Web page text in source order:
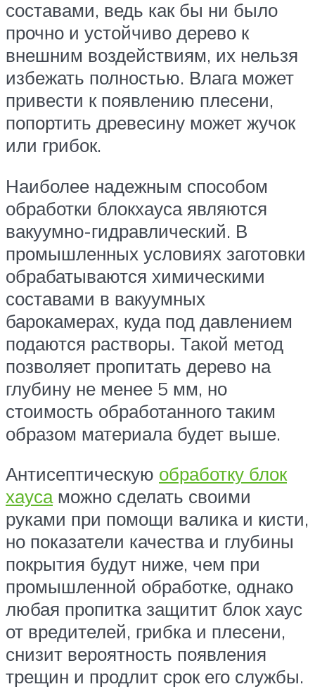
составами, ведь как бы ни было
прочно и устойчиво дерево к
внешним воздействиям, их нельзя
избежать полностью. Влага может
привести к появлению плесени,
попортить древесину может жучок
или грибок.
Наиболее надежным способом
обработки блокхауса являются
вакуумно-гидравлический. В
промышленных условиях заготовки
обрабатываются химическими
составами в вакуумных
барокамерах, куда под давлением
подаются растворы. Такой метод
позволяет пропитать дерево на
глубину не менее 5 мм, но
стоимость обработанного таким
образом материала будет выше.
Антисептическую обработку блок
хаусаможно сделать своими
руками при помощи валика и кисти,
но показатели качества и глубины
покрытия будут ниже, чем при
промышленной обработке, однако
любая пропитка защитит блок хаус
от вредителей, грибка и плесени,
снизит вероятность появления
трещин и продлит срок его службы.